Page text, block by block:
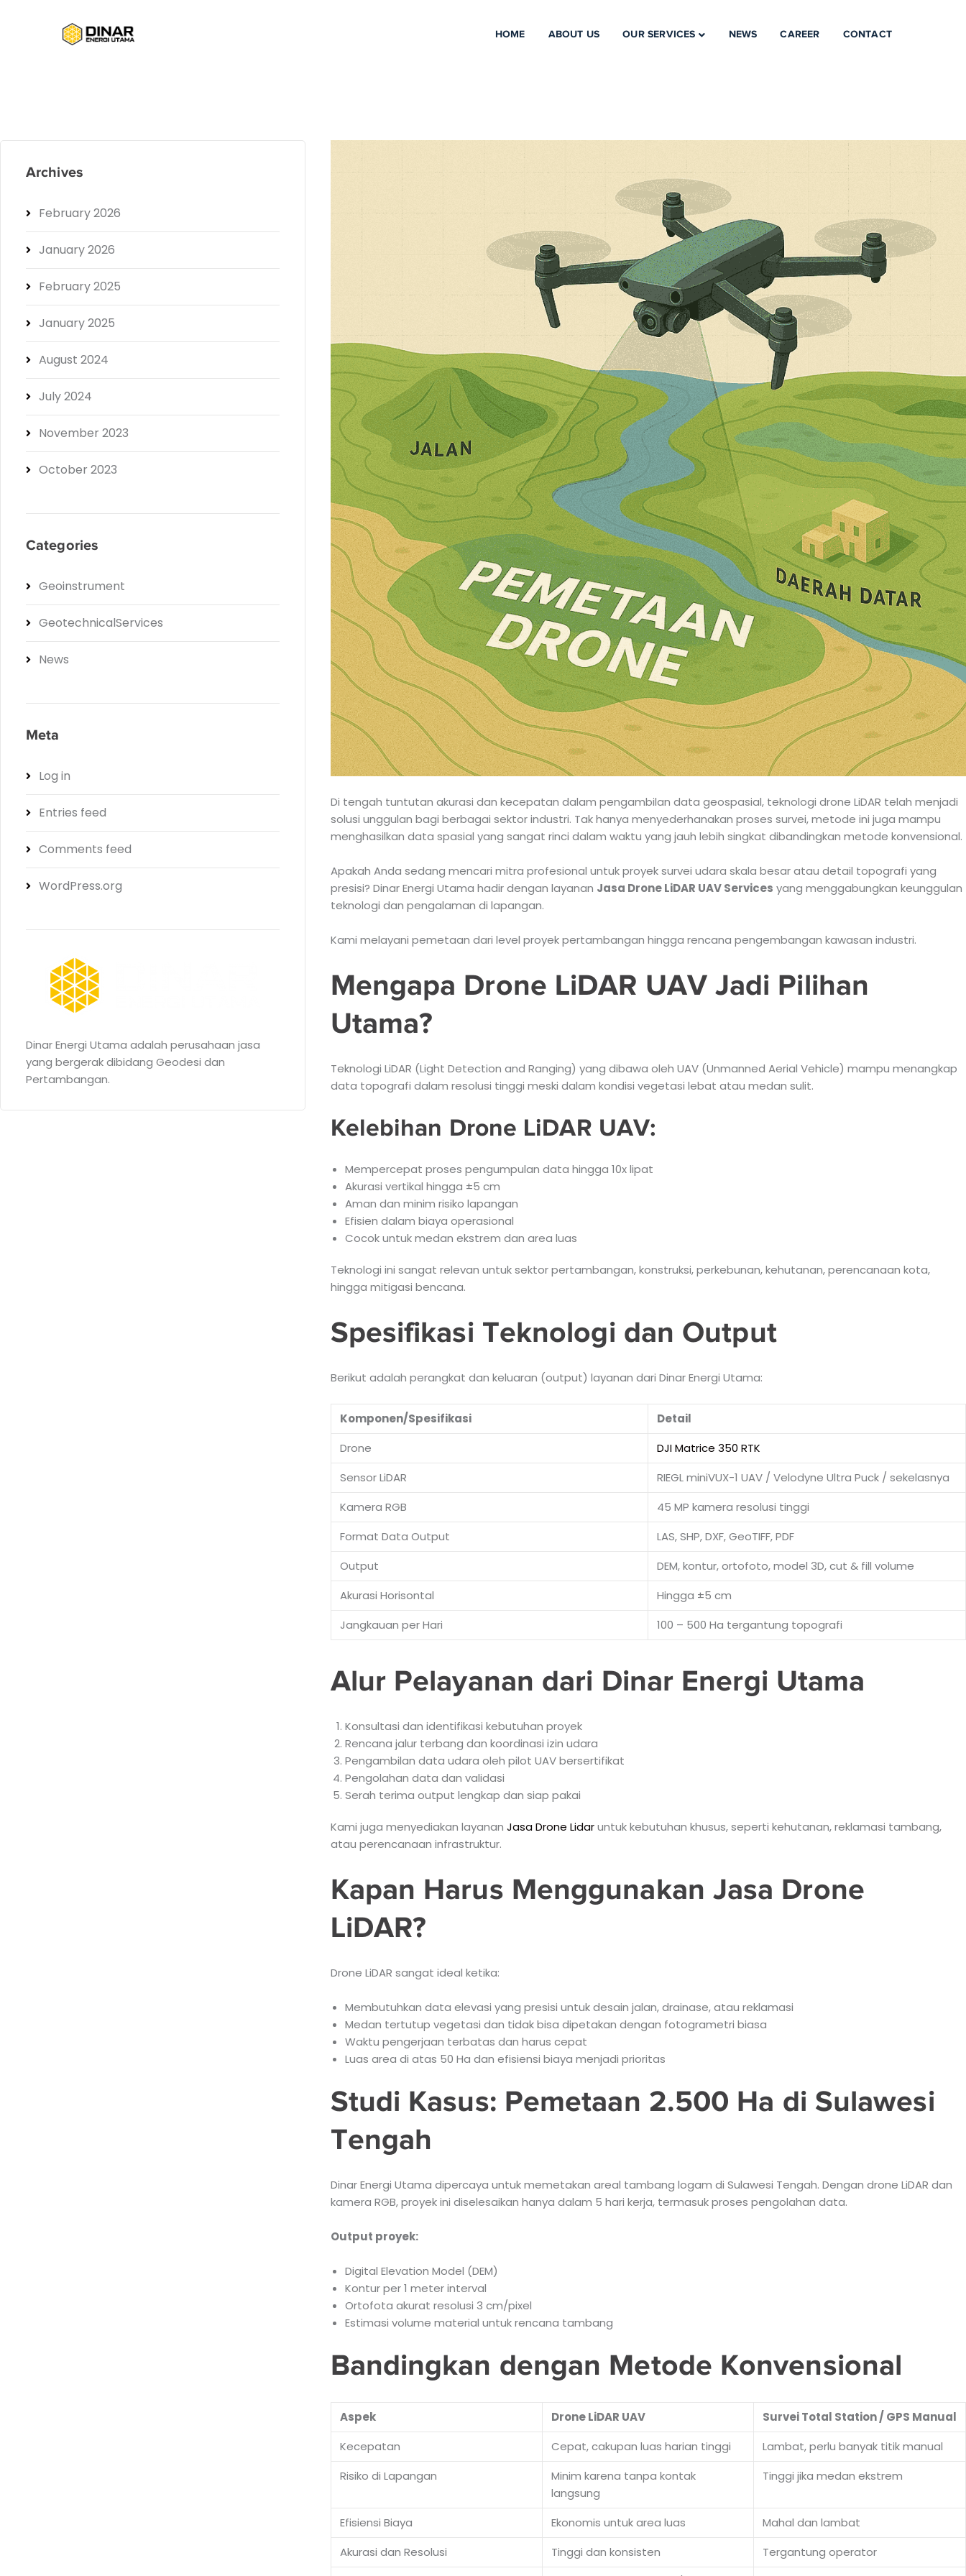
HOME ABOUT US OUR SERVICES NEWS CAREER CONTACT
Di tengah tuntutan akurasi dan kecepatan dalam pengambilan data geospasial, teknologi drone LiDAR telah menjadi
solusi unggulan bagi berbagai sektor industri. Tak hanya menyederhanakan proses survei, metode ini juga mampu
menghasilkan data spasial yang sangat rinci dalam waktu yang jauh lebih singkat dibandingkan metode konvensional.
Apakah Anda sedang mencari mitra profesional untuk proyek survei udara skala besar atau detail topografi yang
presisi? Dinar Energi Utama hadir dengan layanan Jasa Drone LiDAR UAV Services yang menggabungkan keunggulan
teknologi dan pengalaman di lapangan.
Kami melayani pemetaan dari level proyek pertambangan hingga rencana pengembangan kawasan industri.
Mengapa Drone LiDAR UAV Jadi Pilihan
Utama?
Teknologi LiDAR (Light Detection and Ranging) yang dibawa oleh UAV (Unmanned Aerial Vehicle) mampu menangkap
data topografi dalam resolusi tinggi meski dalam kondisi vegetasi lebat atau medan sulit.
Kelebihan Drone LiDAR UAV:
Mempercepat proses pengumpulan data hingga 10x lipat
Akurasi vertikal hingga ±5 cm
Aman dan minim risiko lapangan
Efisien dalam biaya operasional
Cocok untuk medan ekstrem dan area luas
Teknologi ini sangat relevan untuk sektor pertambangan, konstruksi, perkebunan, kehutanan, perencanaan kota,
hingga mitigasi bencana.
Spesifikasi Teknologi dan Output
Berikut adalah perangkat dan keluaran (output) layanan dari Dinar Energi Utama:
Komponen/Spesifikasi
Detail
Drone
DJI Matrice 350 RTK
Sensor LiDAR
RIEGL miniVUX-1 UAV / Velodyne Ultra Puck / sekelasnya
Kamera RGB
45 MP kamera resolusi tinggi
Format Data Output
LAS, SHP, DXF, GeoTIFF, PDF
Output
DEM, kontur, ortofoto, model 3D, cut & fill volume
Akurasi Horisontal
Hingga ±5 cm
Jangkauan per Hari
100 – 500 Ha tergantung topografi
Alur Pelayanan dari Dinar Energi Utama
Konsultasi dan identifikasi kebutuhan proyek
Rencana jalur terbang dan koordinasi izin udara
Pengambilan data udara oleh pilot UAV bersertifikat
Pengolahan data dan validasi
Serah terima output lengkap dan siap pakai
Kami juga menyediakan layanan Jasa Drone Lidaruntuk kebutuhan khusus, seperti kehutanan, reklamasi tambang,
atau perencanaan infrastruktur.
Kapan Harus Menggunakan Jasa Drone
LiDAR?
Drone LiDAR sangat ideal ketika:
Membutuhkan data elevasi yang presisi untuk desain jalan, drainase, atau reklamasi
Medan tertutup vegetasi dan tidak bisa dipetakan dengan fotogrametri biasa
Waktu pengerjaan terbatas dan harus cepat
Luas area di atas 50 Ha dan efisiensi biaya menjadi prioritas
Studi Kasus: Pemetaan 2.500 Ha di Sulawesi
Tengah
Dinar Energi Utama dipercaya untuk memetakan areal tambang logam di Sulawesi Tengah. Dengan drone LiDAR dan
kamera RGB, proyek ini diselesaikan hanya dalam 5 hari kerja, termasuk proses pengolahan data.
Output proyek:
Digital Elevation Model (DEM)
Kontur per 1 meter interval
Ortofota akurat resolusi 3 cm/pixel
Estimasi volume material untuk rencana tambang
Bandingkan dengan Metode Konvensional
Aspek Drone LiDAR UAV
Survei Total Station / GPS Manual
Kecepatan
Cepat, cakupan luas harian tinggi
Lambat, perlu banyak titik manual
Risiko di Lapangan
Minim karena tanpa kontak
langsung
Tinggi jika medan ekstrem
Efisiensi Biaya Ekonomis untuk area luas
Mahal dan lambat
Akurasi dan Resolusi
Tinggi dan konsisten
Tergantung operator
Archives
February 2026
January 2026
February 2025
January 2025
August 2024
July 2024
November 2023
October 2023
Categories
Geoinstrument
GeotechnicalServices
News
Meta
Log in
Entries feed
Comments feed
WordPress.org
Dinar Energi Utama adalah perusahaan jasa
yang bergerak dibidang Geodesi dan
Pertambangan.